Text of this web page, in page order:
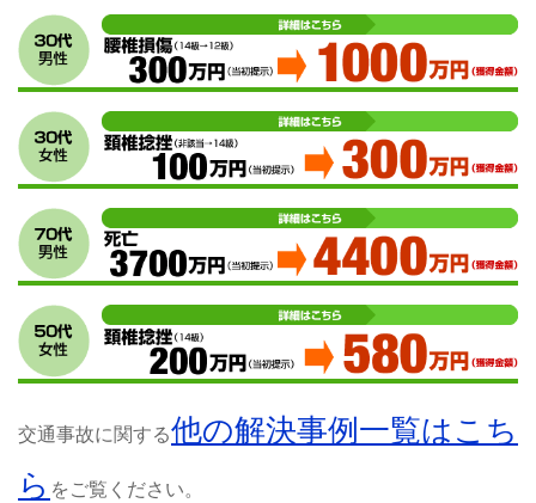
交通事故に関する他の解決事例一覧はこち
ら をご覧ください。